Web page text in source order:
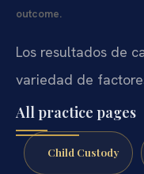
outcome.
Los resultados de
variedad de
All practice pages
Child Custody